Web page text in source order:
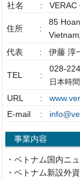
社名 : VERAC
住所 :
85
Vietnam
代表
: 伊藤 淳
TEL :
028-
日本時
URL :
E-mail
:
事業内容
・ベトナム国内ニ
・ベトナム新設外